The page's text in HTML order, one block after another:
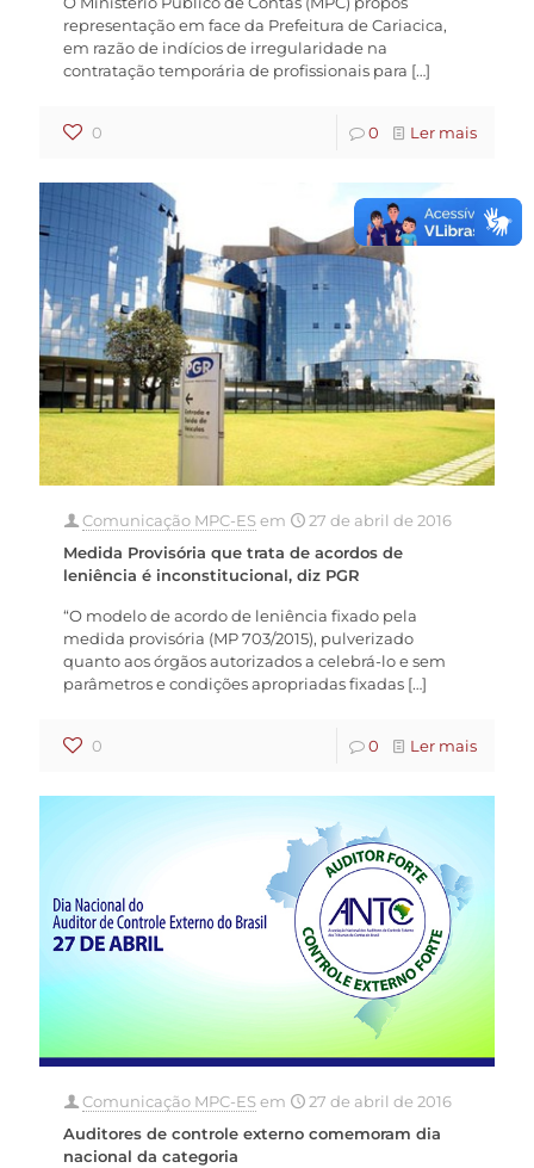
representação em face da Prefeitura de Cariacica,
em razão de indícios de irregularidade na
contratação temporária de profissionais para […]
0 0 Ler mais
Comunicação MPC-ESem
27 de abril de 2016
Medida Provisória que trata de acordos de
leniência é inconstitucional, diz PGR
“O modelo de acordo de leniência fixado pela
medida provisória (MP 703/2015), pulverizado
quanto aos órgãos autorizados a celebrá-lo e sem
parâmetros e condições apropriadas fixadas […]
0 0 Ler mais
Comunicação MPC-ESem
27 de abril de 2016
Auditores de controle externo comemoram dia
nacional da categoria